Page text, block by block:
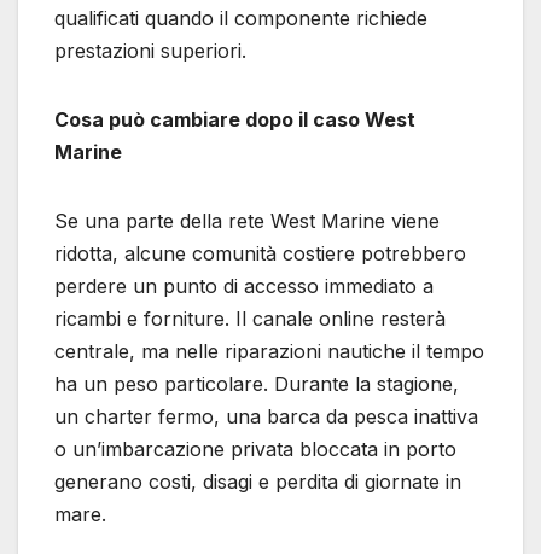
qualificati quando il componente richiede
prestazioni superiori.
Cosa può cambiare dopo il caso West
Marine
Se una parte della rete West Marine viene
ridotta, alcune comunità costiere potrebbero
perdere un punto di accesso immediato a
ricambi e forniture. Il canale online resterà
centrale, ma nelle riparazioni nautiche il tempo
ha un peso particolare. Durante la stagione,
un charter fermo, una barca da pesca inattiva
o un’imbarcazione privata bloccata in porto
generano costi, disagi e perdita di giornate in
mare.